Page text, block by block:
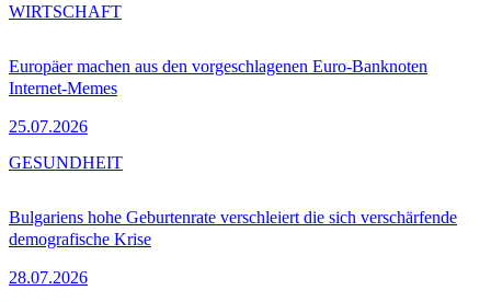
Europäer machen aus den vorgeschlagenen Euro-Banknoten
Internet-Memes
25.07.2026
WIRTSCHAFT
Bulgariens hohe Geburtenrate verschleiert die sich verschärfende
demografische Krise
28.07.2026
GESUNDHEIT